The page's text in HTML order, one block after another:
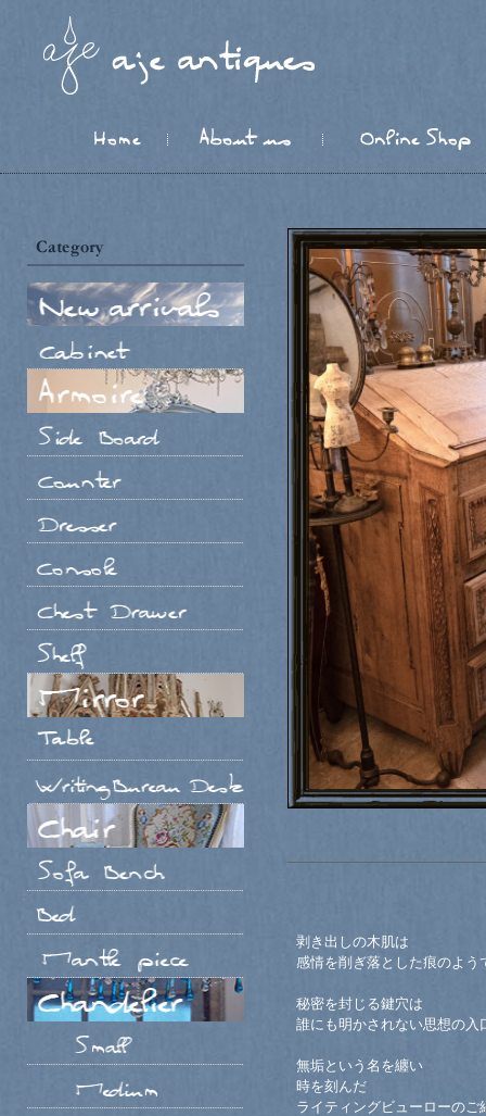
剥き出しの木肌は
感情を削ぎ落とした痕のよう
秘密を封じる鍵穴は
誰にも明かされない思想の入
無垢という名を纏い
時を刻んだ
ライティングビューローのご